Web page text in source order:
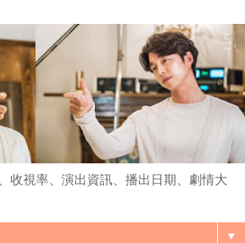
收視率、演出資訊、播出日期、劇情大
▼